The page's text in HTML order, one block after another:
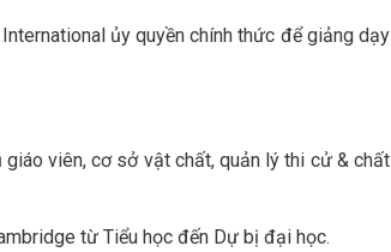
ủy quyền chính thức để giảng dạy
viên, cơ sở vật chất, quản lý thi cử & chất
từ Tiểu học đến Dự bị đại học.